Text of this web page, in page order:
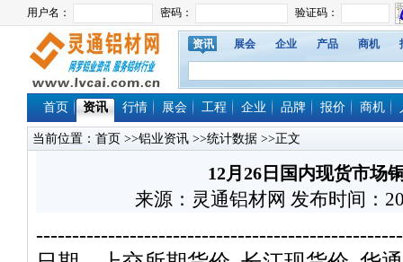
资讯 展会 企业 产品 商机
首页 资讯 行情 展会 工程 企业 品牌 报价 商机
当前位置： 首页 >>铝业资讯 >>统计数据 >>正文
12月26日国内现货市场
来源：灵通铝材网 发布时间：